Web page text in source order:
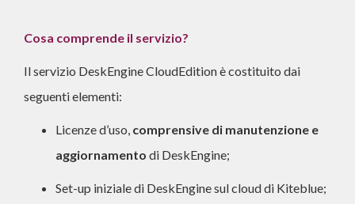
Cosa comprende il servizio?
Il servizio DeskEngine CloudEdition è costituito dai
seguenti elementi:
Licenze d’uso, comprensive di manutenzione e
aggiornamento di DeskEngine;
Set-up iniziale di DeskEngine sul cloud di Kiteblue;